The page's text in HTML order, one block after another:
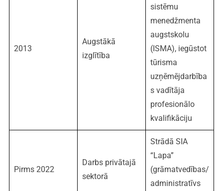
2013
Augstākā
izglītība
sistēmu
menedžmenta
augstskolu
(ISMA), iegūstot
tūrisma
uzņēmējdarbība
s vadītāja
profesionālo
kvalifikāciju
Pirms 2022
Darbs privātajā
sektorā
Strādā SIA
“Lapa”
(grāmatvedības/
administratīvs